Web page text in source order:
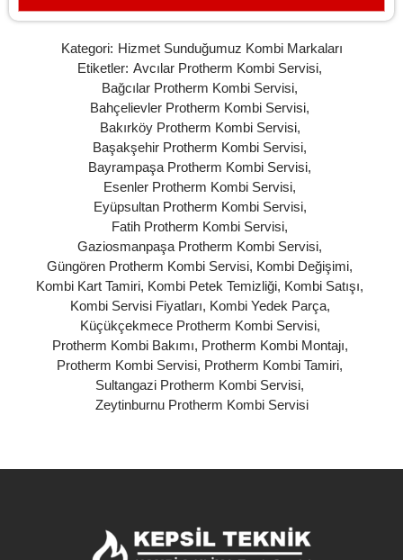
Kategori: Hizmet Sunduğumuz Kombi Markaları
Etiketler: Avcılar Protherm Kombi Servisi,
Bağcılar Protherm Kombi Servisi,
Bahçelievler Protherm Kombi Servisi,
Bakırköy Protherm Kombi Servisi,
Başakşehir Protherm Kombi Servisi,
Bayrampaşa Protherm Kombi Servisi,
Esenler Protherm Kombi Servisi,
Eyüpsultan Protherm Kombi Servisi,
Fatih Protherm Kombi Servisi,
Gaziosmanpaşa Protherm Kombi Servisi,
Güngören Protherm Kombi Servisi, Kombi Değişimi,
Kombi Kart Tamiri, Kombi Petek Temizliği, Kombi Satışı,
Kombi Servisi Fiyatları, Kombi Yedek Parça,
Küçükçekmece Protherm Kombi Servisi,
Protherm Kombi Bakımı, Protherm Kombi Montajı,
Protherm Kombi Servisi, Protherm Kombi Tamiri,
Sultangazi Protherm Kombi Servisi,
Zeytinburnu Protherm Kombi Servisi